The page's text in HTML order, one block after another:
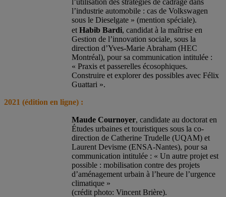
l’industrie automobile : cas de Volkswagen
sous le Dieselgate » (mention spéciale).
et Habib Bardi, candidat à la maîtrise en
Gestion de l’innovation sociale, sous la
direction d’Yves-Marie Abraham (HEC
Montréal), pour sa communication intitulée :
« Praxis et passerelles écosophiques.
Construire et explorer des possibles avec Félix
Guattari ».
2021 (édition en ligne) :
Maude Cournoyer, candidate au doctorat en
Études urbaines et touristiques sous la co-
direction de Catherine Trudelle (UQAM) et
Laurent Devisme (ENSA-Nantes), pour sa
communication intitulée : « Un autre projet est
possible : mobilisation contre des projets
d’aménagement urbain à l’heure de l’urgence
climatique »
(crédit photo: Vincent Brière).